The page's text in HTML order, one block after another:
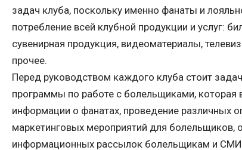
задач клуба, поскольку именно фанаты и
потребление всей клубной продукции и услуг:
сувенирная продукция, видеоматериалы,
прочее.
Перед руководством каждого клуба стоит
программы по работе с болельщиками,
информации о фанатах, проведение различных
маркетинговых мероприятий для болельщиков,
информационных рассылок болельщикам и